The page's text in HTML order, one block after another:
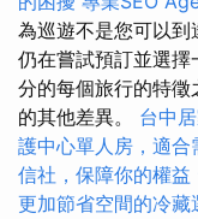
為巡遊不是您可以到
仍在嘗試預訂並選
分的每個旅行的特
的其他差異。 台中
護中心單人房，適
信社，保障你的權益
更加節省空間的冷藏